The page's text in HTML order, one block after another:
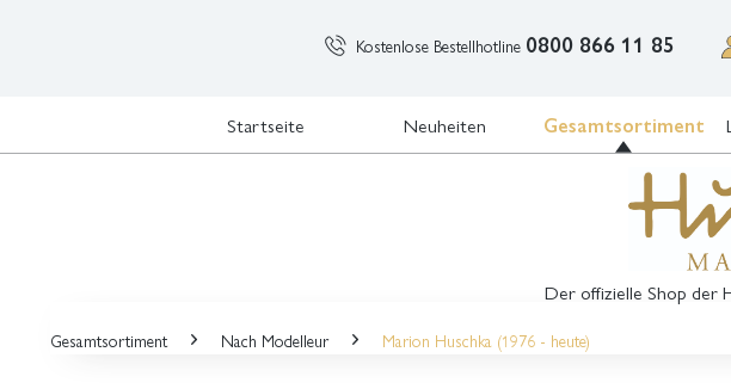
Kostenlose Bestellhotline 0800 866 11 85
Startseite Neuheiten Gesamtsortiment
Der offizielle Shop der
Gesamtsortiment Nach Modelleur Marion Huschka (1976 - heute)